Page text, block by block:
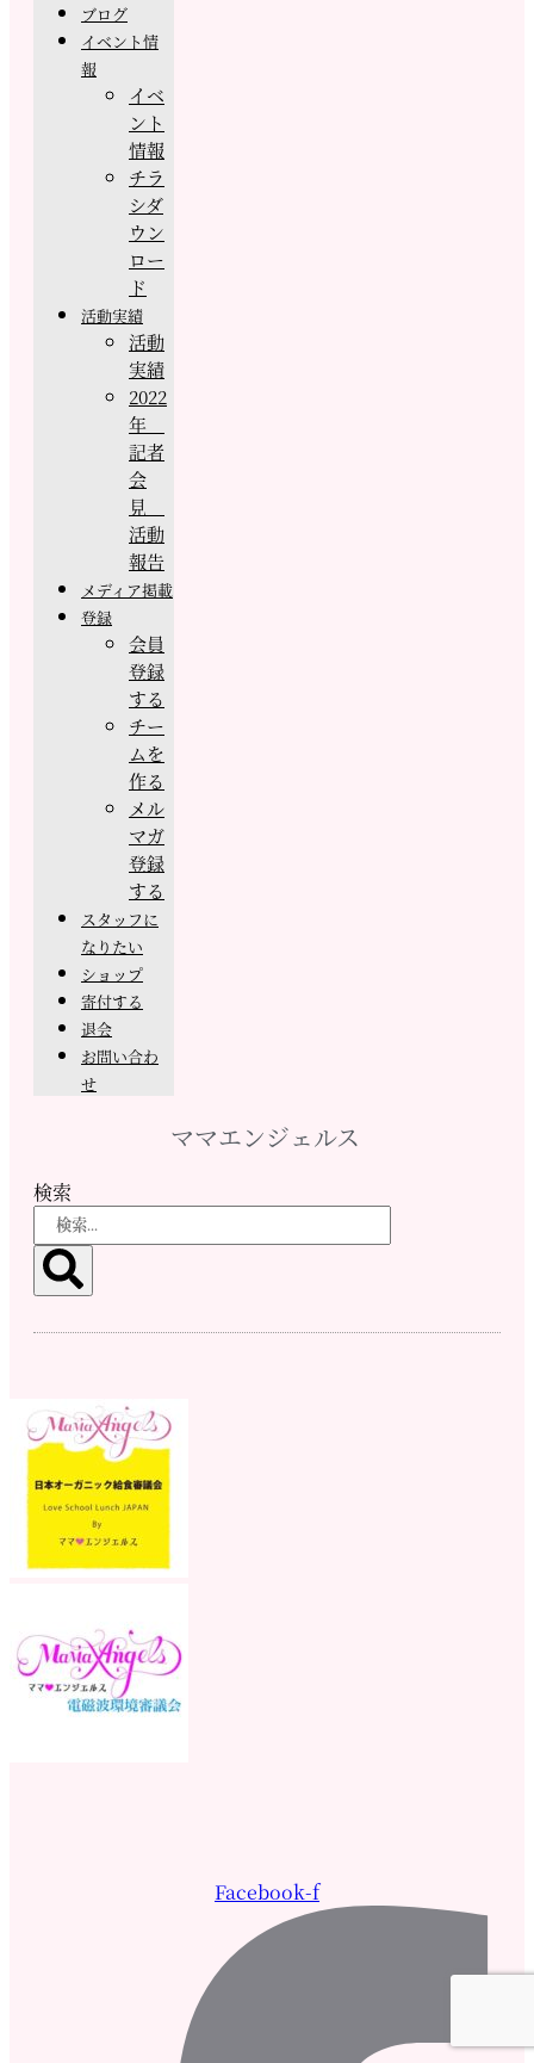
ブログ
イベント情
報
イベ
ント
情報
チラ
シダ
ウン
ロー
ド
活動実績
活動
実績
2022
年
記者
会
見
活動
報告
メディア掲載
登録
会員
登録
する
チー
ムを
作る
メル
マガ
登録
する
スタッフに
なりたい
ショップ
寄付する
退会
お問い合わ
せ
ママエンジェルス
検索
Facebook-f